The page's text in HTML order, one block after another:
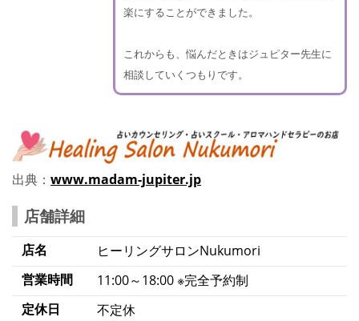
楽にすることができました。
これからも、悩んだときはジュピター先生に
相談していくつもりです。
出典： www.madam-jupiter.jp
店舗詳細
店名
ヒーリングサロンNukumori
営業時間
11:00～18:00 ※完全予約制
定休日
不定休